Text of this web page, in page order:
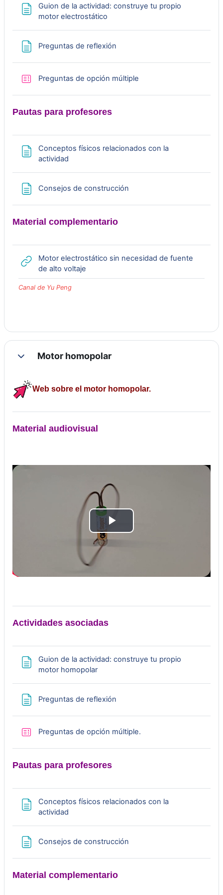
u
c
i
r
d
e
o
Guion de la actividad: construye tu propio
motor electrostático
Preguntas de reflexión
Preguntas de opción múltiple
Pautas para profesores
Conceptos físicos relacionados con la
actividad
Consejos de construcción
Material complementario
Motor electrostático sin necesidad de fuente
de alto voltaje
Canal de Yu Peng
ColapsarMotor homopolar
Web sobre el motor homopolar.
Material audiovisual
R
p
d
u
c
i
r
d
e
o
Actividades asociadas
Guion de la actividad: construye tu propio
motor homopolarPágina
Preguntas de reflexión
Preguntas de opción múltiple.
Pautas para profesores
Conceptos físicos relacionados con la
actividad
Consejos de construcción
Material complementario